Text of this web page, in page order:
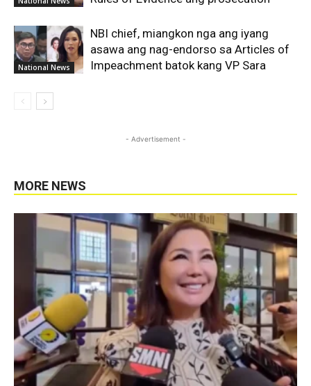
National News
NBI chief, miangkon nga ang iyang
asawa ang nag-endorso sa Articles of
Impeachment batok kang VP Sara
- Advertisement -
MORE NEWS